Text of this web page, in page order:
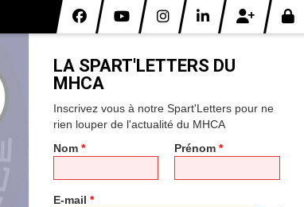
LA SPART'LETTERS DU
MHCA
Inscrivez vous à notre Spart'Letters pour ne
rien louper de l'actualité du MHCA
Nom * Prénom*
E-mail *